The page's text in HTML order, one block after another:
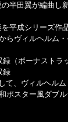
半田翼が編曲
平成シリーズ
ヴィルヘルム・
（ボーナストラ
録
て、ヴィルヘル
ポスター風ダブ